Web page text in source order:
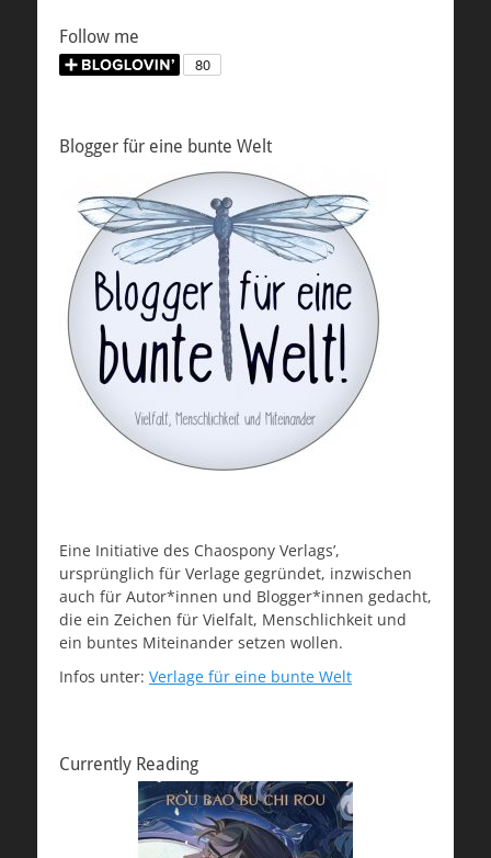
Follow me
Blogger für eine bunte Welt
Eine Initiative des Chaospony Verlags’,
ursprünglich für Verlage gegründet, inzwischen
auch für Autor*innen und Blogger*innen gedacht,
die ein Zeichen für Vielfalt, Menschlichkeit und
ein buntes Miteinander setzen wollen.
Infos unter: Verlage für eine bunte Welt
Currently Reading